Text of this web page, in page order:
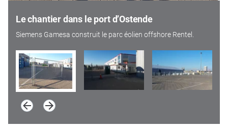
Le chantier dans le port d’Ostende
Siemens Gamesa construit le parc éolien offshore Rentel.